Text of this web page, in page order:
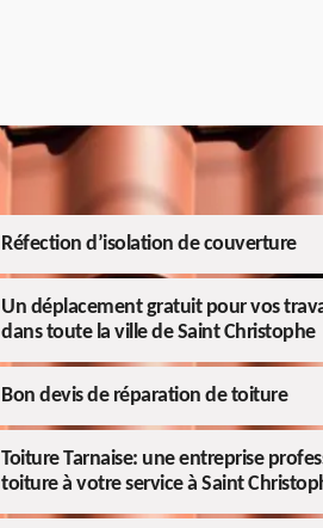
Réfection d’isolation de couverture
Un déplacement gratuit pour vos
dans toute la ville de Saint Christophe
Bon devis de réparation de toiture
Toiture Tarnaise: une entreprise
toiture à votre service à Saint